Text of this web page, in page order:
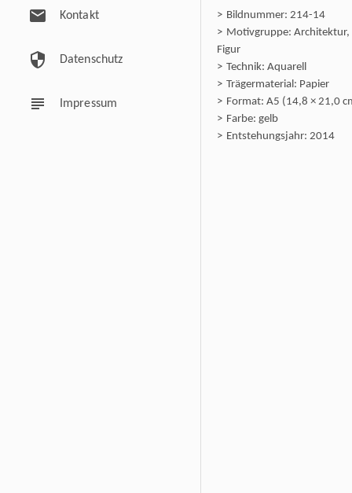
mail Kontakt
security Datenschutz
subject Impressum
Bildnummer: 214-14
Motivgruppe: Architektur,
Figur
Technik: Aquarell
Trägermaterial: Papier
Format: A5 (14,8 × 21,0
Farbe: gelb
Entstehungsjahr: 2014